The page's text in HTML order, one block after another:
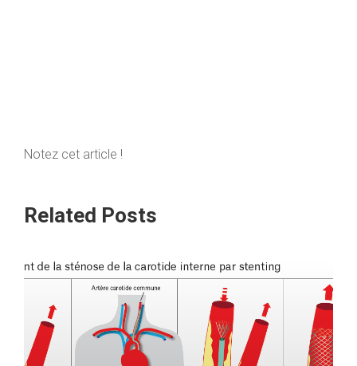
Notez cet article !
Related Posts